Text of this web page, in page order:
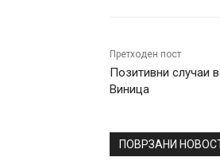
Претходен пост
Позитивни случаи
Виница
ПОВРЗАНИ